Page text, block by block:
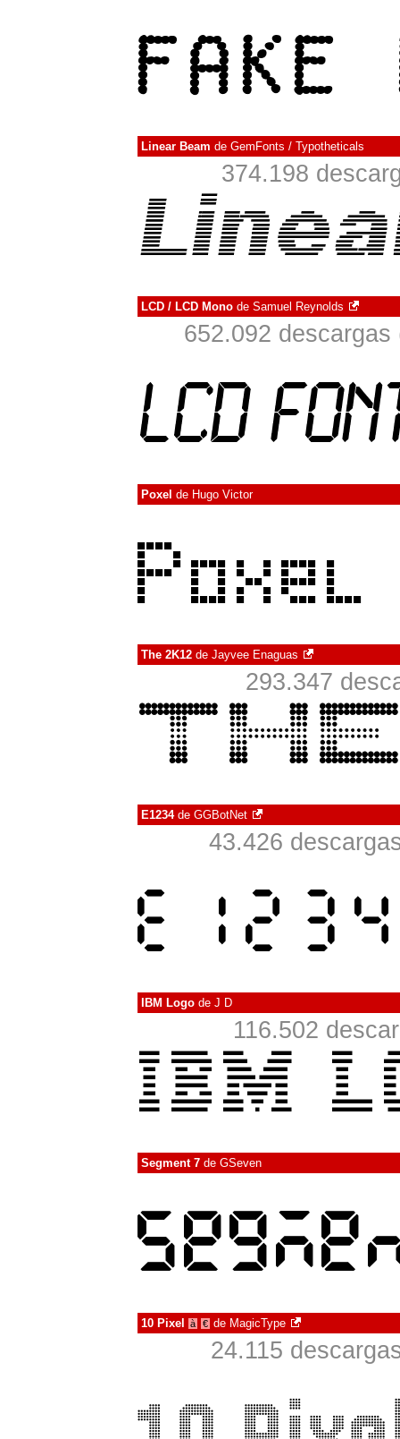
Linear Beam de GemFonts / Typotheticals
374.198
LCD / LCD Mono de Samuel Reynolds
652.092 descargas
Poxel de Hugo Victor
The 2K12 de Jayvee Enaguas
293.347
E1234de GGBotNet
43.426
IBM Logo de J D
116.502
Segment 7 de GSeven
10 Pixel à € de MagicType
24.115